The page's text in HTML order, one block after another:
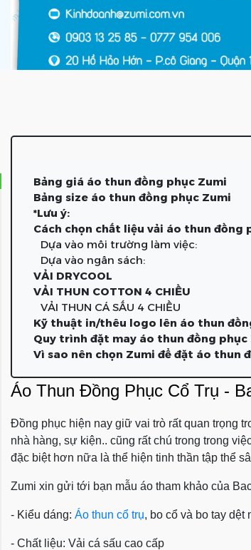
Bảng giá áo thun đồng phục Zumi
Bảng size áo thun đồng phục Zumi
*Lưu ý:
Cách chọn chất liệu vải áo thun đồng
Dựa vào môi trường làm việc:
Dựa vào ngân sách:
VẢI DRYCOOL
VẢI THUN COTTON 4 CHIỀU
VẢI THUN CÁ SẤU 4 CHIỀU
Kỹ thuật in/thêu logo lên áo thun
Quy trình đặt may áo thun đồng phục
Vì sao nên chọn Zumi để đặt áo thun
Áo Thun Đồng Phục Cổ Trụ -
Đồng phục hiện nay giữ vai trò rất quan trọng
nhà hàng, sự kiện.. cũng rất chú trong trong
đặc biệt hơn nữa là thể hiện tinh thần tập thể
Zumi xin gửi tới bạn mẫu áo tham khảo của
- Kiểu dáng: Áo thun cổ trụ, bo cổ và bo tay dệt
- Chất liệu: Vải cá sấu cao cấp